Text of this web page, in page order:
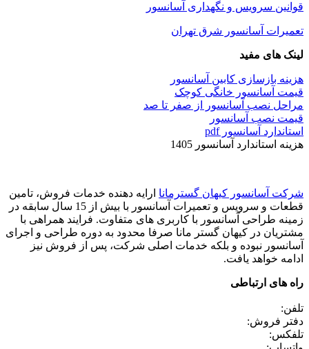
قوانین سرویس و نگهداری آسانسور
تعمیرات آسانسور شرق تهران
لینک های مفید
هزینه بازسازی کابین آسانسور
قیمت آسانسور خانگی کوچک
مراحل نصب آسانسور از صفر تا صد
قیمت نصب آسانسور
استاندارد آسانسور pdf
هزینه استاندارد آسانسور 1405
شرکت آسانسور کیهان گسترمانا ارایه دهنده خدمات فروش، تامین
قطعات و سرویس و تعمیرات آسانسور با بیش از 15 سال سابقه در
زمینه طراحی آسانسور با کاربری های متفاوت. فرایند همراهی با
مشتریان در کیهان گستر مانا صرفا محدود به دوره طراحی و اجرای
آسانسور نبوده و بلکه خدمات اصلی شرکت، پس از فروش نیز
ادامه خواهد یافت.
راه های ارتباطی
تلفن:
دفتر فروش:
تلفکس: